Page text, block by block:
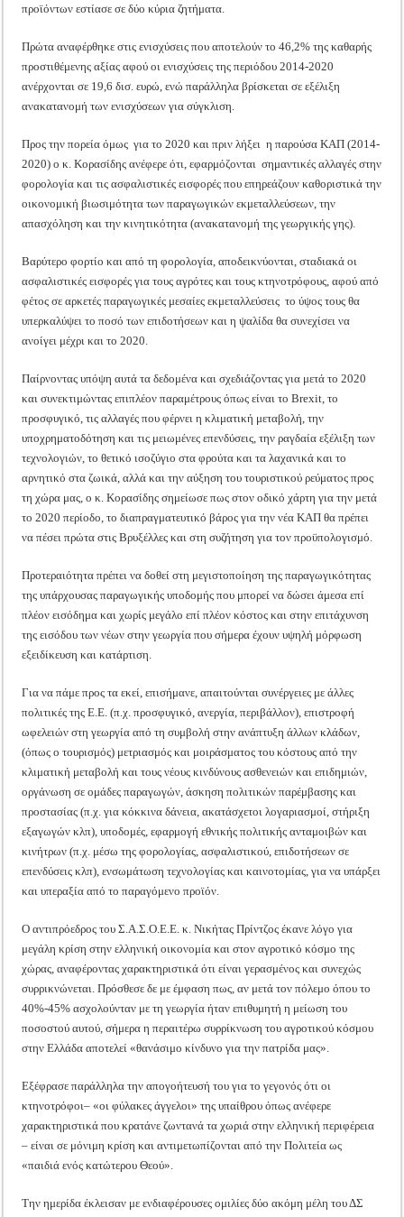
προϊόντων εστίασε σε δύο κύρια ζητήματα.
Πρώτα αναφέρθηκε στις ενισχύσεις που αποτελούν το 46,2% της καθαρής
προστιθέμενης αξίας αφού οι ενισχύσεις της περιόδου 2014-2020
ανέρχονται σε 19,6 δισ. ευρώ, ενώ παράλληλα βρίσκεται σε εξέλιξη
ανακατανομή των ενισχύσεων για σύγκλιση.
Προς την πορεία όμως για το 2020 και πριν λήξει η παρούσα ΚΑΠ (2014-
2020) ο κ. Κορασίδης ανέφερε ότι, εφαρμόζονται σημαντικές αλλαγές στην
φορολογία και τις ασφαλιστικές εισφορές που επηρεάζουν καθοριστικά την
οικονομική βιωσιμότητα των παραγωγικών εκμεταλλεύσεων, την
απασχόληση και την κινητικότητα (ανακατανομή της γεωργικής γης).
Βαρύτερο φορτίο και από τη φορολογία, αποδεικνύονται, σταδιακά οι
ασφαλιστικές εισφορές για τους αγρότες και τους κτηνοτρόφους, αφού από
φέτος σε αρκετές παραγωγικές μεσαίες εκμεταλλεύσεις το ύψος τους θα
υπερκαλύψει το ποσό των επιδοτήσεων και η ψαλίδα θα συνεχίσει να
ανοίγει μέχρι και το 2020.
Παίρνοντας υπόψη αυτά τα δεδομένα και σχεδιάζοντας για μετά το 2020
και συνεκτιμώντας επιπλέον παραμέτρους όπως είναι το Brexit, το
προσφυγικό, τις αλλαγές που φέρνει η κλιματική μεταβολή, την
υποχρηματοδότηση και τις μειωμένες επενδύσεις, την ραγδαία εξέλιξη των
τεχνολογιών, το θετικό ισοζύγιο στα φρούτα και τα λαχανικά και το
αρνητικό στα ζωικά, αλλά και την αύξηση του τουριστικού ρεύματος προς
τη χώρα μας, ο κ. Κορασίδης σημείωσε πως στον οδικό χάρτη για την μετά
το 2020 περίοδο, το διαπραγματευτικό βάρος για την νέα ΚΑΠ θα πρέπει
να πέσει πρώτα στις Βρυξέλλες και στη συζήτηση για τον προϋπολογισμό.
Προτεραιότητα πρέπει να δοθεί στη μεγιστοποίηση της παραγωγικότητας
της υπάρχουσας παραγωγικής υποδομής που μπορεί να δώσει άμεσα επί
πλέον εισόδημα και χωρίς μεγάλο επί πλέον κόστος και στην επιτάχυνση
της εισόδου των νέων στην γεωργία που σήμερα έχουν υψηλή μόρφωση
εξειδίκευση και κατάρτιση.
Για να πάμε προς τα εκεί, επισήμανε, απαιτούνται συνέργειες με άλλες
πολιτικές της Ε.Ε. (π.χ. προσφυγικό, ανεργία, περιβάλλον), επιστροφή
ωφελειών στη γεωργία από τη συμβολή στην ανάπτυξη άλλων κλάδων,
(όπως ο τουρισμός) μετριασμός και μοιράσματος του κόστους από την
κλιματική μεταβολή και τους νέους κινδύνους ασθενειών και επιδημιών,
οργάνωση σε ομάδες παραγωγών, άσκηση πολιτικών παρέμβασης και
προστασίας (π.χ. για κόκκινα δάνεια, ακατάσχετοι λογαριασμοί, στήριξη
εξαγωγών κλπ), υποδομές, εφαρμογή εθνικής πολιτικής ανταμοιβών και
κινήτρων (π.χ. μέσω της φορολογίας, ασφαλιστικού, επιδοτήσεων σε
επενδύσεις κλπ), ενσωμάτωση τεχνολογίας και καινοτομίας, για να υπάρξει
και υπεραξία από το παραγόμενο προϊόν.
Ο αντιπρόεδρος του Σ.Α.Σ.Ο.Ε.Ε. κ. Νικήτας Πρίντζος έκανε λόγο για
μεγάλη κρίση στην ελληνική οικονομία και στον αγροτικό κόσμο της
χώρας, αναφέροντας χαρακτηριστικά ότι είναι γερασμένος και συνεχώς
συρρικνώνεται. Πρόσθεσε δε με έμφαση πως, αν μετά τον πόλεμο όπου το
40%-45% ασχολούνταν με τη γεωργία ήταν επιθυμητή η μείωση του
ποσοστού αυτού, σήμερα η περαιτέρω συρρίκνωση του αγροτικού κόσμου
στην Ελλάδα αποτελεί «θανάσιμο κίνδυνο για την πατρίδα μας».
Εξέφρασε παράλληλα την απογοήτευσή του για το γεγονός ότι οι
κτηνοτρόφοι– «οι φύλακες άγγελοι» της υπαίθρου όπως ανέφερε
χαρακτηριστικά που κρατάνε ζωντανά τα χωριά στην ελληνική περιφέρεια
– είναι σε μόνιμη κρίση και αντιμετωπίζονται από την Πολιτεία ως
«παιδιά ενός κατώτερου Θεού».
Την ημερίδα έκλεισαν με ενδιαφέρουσες ομιλίες δύο ακόμη μέλη του ΔΣ